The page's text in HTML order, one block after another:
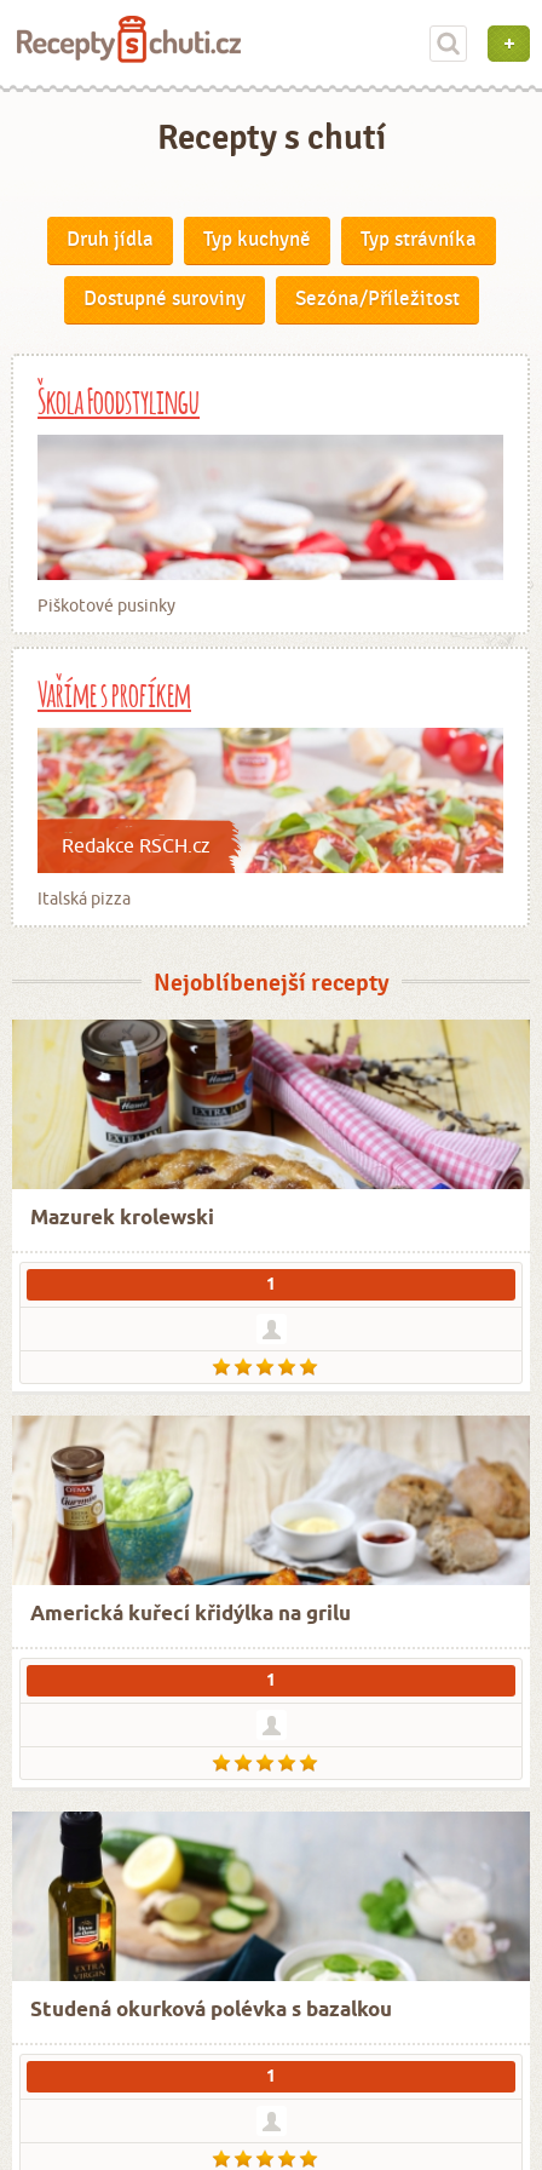
Recepty s chutí
Druh jídla Typ kuchyně Typ strávníka
Dostupné suroviny Sezóna/Příležitost
Škola Foodstylingu
Piškotové pusinky
Vaříme s profíkem
Redakce RSCH.cz
Italská pizza
Nejoblíbenejší recepty
Mazurek krolewski
1
Americká kuřecí křidýlka na grilu
1
Studená okurková polévka s bazalkou
1